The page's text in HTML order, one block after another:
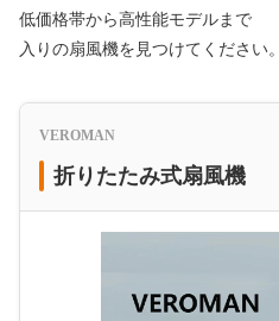
低価格帯から高性能モデルまで
入りの扇風機を見つけてください。
VEROMAN
折りたたみ式扇風機